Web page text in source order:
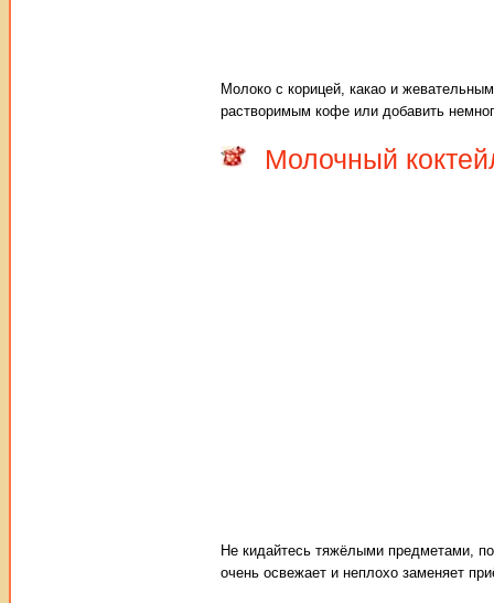
Молоко с корицей, какао и
растворимым кофе или добавить
Молочный
Не кидайтесь тяжёлыми предметами,
очень освежает и неплохо заменяет